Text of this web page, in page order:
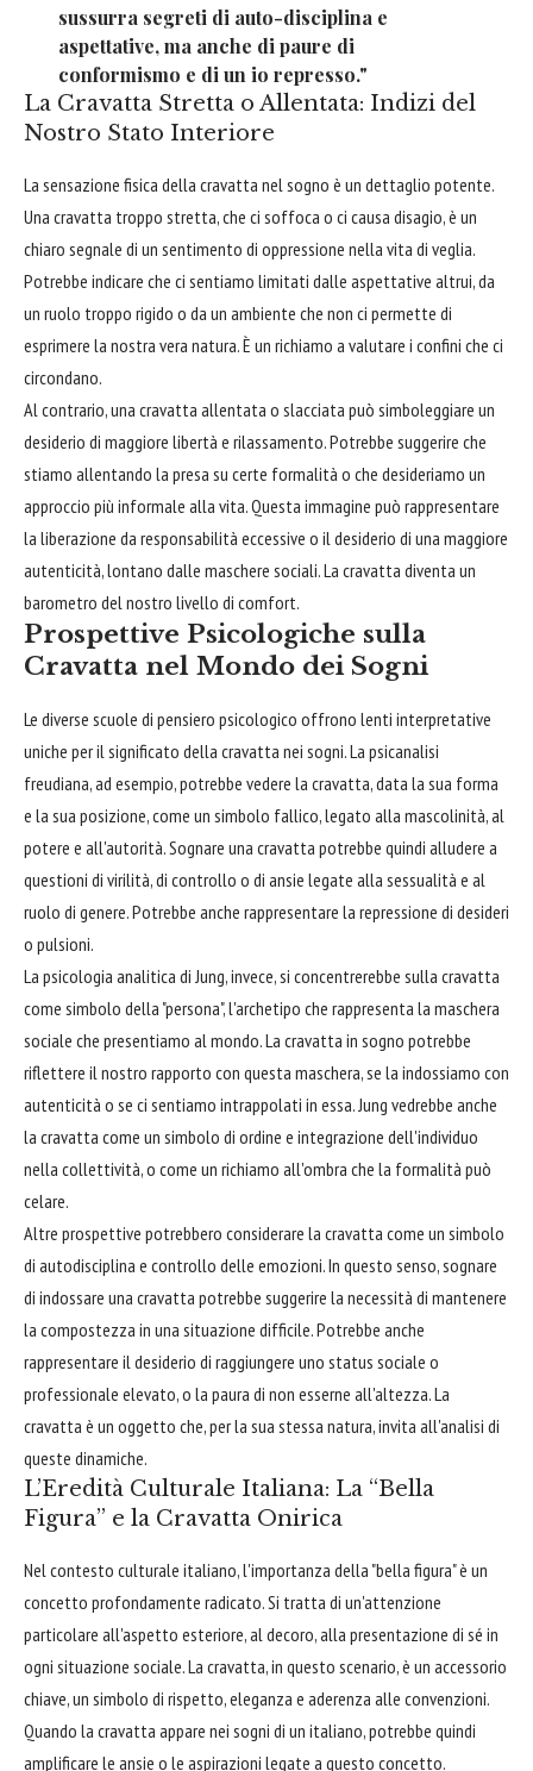
sussurra segreti di auto-disciplina e
aspettative, ma anche di paure di
conformismo e di un io represso."
La Cravatta Stretta o Allentata: Indizi del
Nostro Stato Interiore
La sensazione fisica della cravatta nel sogno è un dettaglio potente.
Una cravatta troppo stretta, che ci soffoca o ci causa disagio, è un
chiaro segnale di un sentimento di oppressione nella vita di veglia.
Potrebbe indicare che ci sentiamo limitati dalle aspettative altrui, da
un ruolo troppo rigido o da un ambiente che non ci permette di
esprimere la nostra vera natura. È un richiamo a valutare i confini che ci
circondano.
Al contrario, una cravatta allentata o slacciata può simboleggiare un
desiderio di maggiore libertà e rilassamento. Potrebbe suggerire che
stiamo allentando la presa su certe formalità o che desideriamo un
approccio più informale alla vita. Questa immagine può rappresentare
la liberazione da responsabilità eccessive o il desiderio di una maggiore
autenticità, lontano dalle maschere sociali. La cravatta diventa un
barometro del nostro livello di comfort.
Prospettive Psicologiche sulla
Cravatta nel Mondo dei Sogni
Le diverse scuole di pensiero psicologico offrono lenti interpretative
uniche per il significato della cravatta nei sogni. La psicanalisi
freudiana, ad esempio, potrebbe vedere la cravatta, data la sua forma
e la sua posizione, come un simbolo fallico, legato alla mascolinità, al
potere e all'autorità. Sognare una cravatta potrebbe quindi alludere a
questioni di virilità, di controllo o di ansie legate alla sessualità e al
ruolo di genere. Potrebbe anche rappresentare la repressione di desideri
o pulsioni.
La psicologia analitica di Jung, invece, si concentrerebbe sulla cravatta
come simbolo della "persona", l'archetipo che rappresenta la maschera
sociale che presentiamo al mondo. La cravatta in sogno potrebbe
riflettere il nostro rapporto con questa maschera, se la indossiamo con
autenticità o se ci sentiamo intrappolati in essa. Jung vedrebbe anche
la cravatta come un simbolo di ordine e integrazione dell'individuo
nella collettività, o come un richiamo all'ombra che la formalità può
celare.
Altre prospettive potrebbero considerare la cravatta come un simbolo
di autodisciplina e controllo delle emozioni. In questo senso, sognare
di indossare una cravatta potrebbe suggerire la necessità di mantenere
la compostezza in una situazione difficile. Potrebbe anche
rappresentare il desiderio di raggiungere uno status sociale o
professionale elevato, o la paura di non esserne all'altezza. La
cravatta è un oggetto che, per la sua stessa natura, invita all'analisi di
queste dinamiche.
L’Eredità Culturale Italiana: La “Bella
Figura” e la Cravatta Onirica
Nel contesto culturale italiano, l'importanza della "bella figura" è un
concetto profondamente radicato. Si tratta di un'attenzione
particolare all'aspetto esteriore, al decoro, alla presentazione di sé in
ogni situazione sociale. La cravatta, in questo scenario, è un accessorio
chiave, un simbolo di rispetto, eleganza e aderenza alle convenzioni.
Quando la cravatta appare nei sogni di un italiano, potrebbe quindi
amplificare le ansie o le aspirazioni legate a questo concetto.